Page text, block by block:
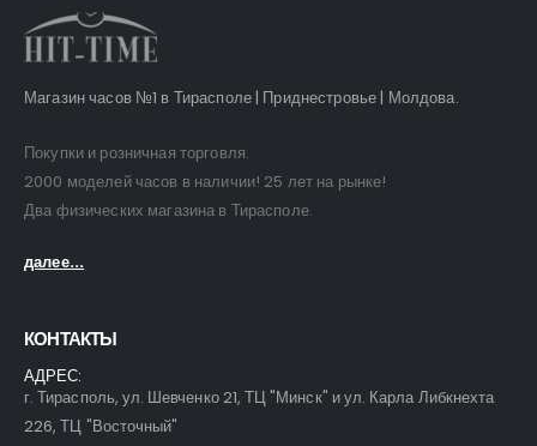
Магазин часов №1 в Тирасполе | Приднестровье | Молдова.
Покупки и розничная торговля.
2000 моделей часов в наличии! 25 лет на рынке!
Два физических магазина в Тирасполе.
далее...
КОНТАКТЫ
АДРЕС:
г. Тирасполь, ул. Шевченко 21, ТЦ "Минск" и ул. Карла Либкнехта
226, ТЦ "Восточный"